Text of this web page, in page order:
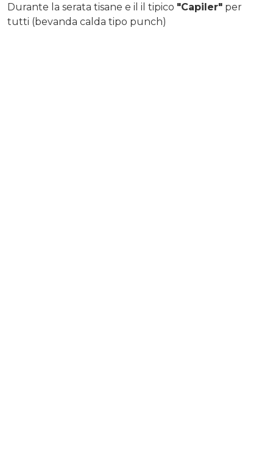
Durante la serata tisane e il il tipico "Capiler" per
tutti (bevanda calda tipo punch)